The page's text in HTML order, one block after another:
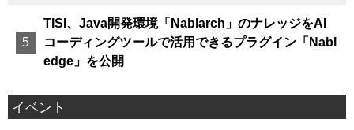
TISI、Java開発環境「Nablarch」のナレッジをAI
コーディングツールで活用できるプラグイン「Nabl
edge」を公開
イベント